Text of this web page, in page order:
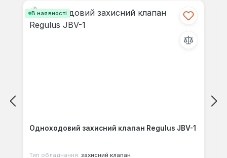
В наявності
Одноходовий захисний клапан Regulus JBV-1
Тип обладнання: захисний клапан